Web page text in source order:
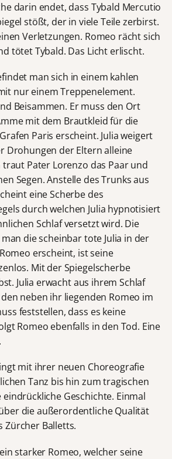
darin endet, dass Tybald Mercutio
stößt, der in viele Teile zerbirst.
Verletzungen. Romeo rächt sich
tötet Tybald. Das Licht erlischt.
man sich in einem kahlen
nur einem Treppenelement.
Beisammen. Er muss den Ort
mit dem Brautkleid für die
Paris erscheint. Julia weigert
Drohungen der Eltern alleine
traut Pater Lorenzo das Paar und
Segen. Anstelle des Trunks aus
eine Scherbe des
durch welchen Julia hypnotisiert
Schlaf versetzt wird. Die
die scheinbar tote Julia in der
erscheint, ist seine
Mit der Spiegelscherbe
Julia erwacht aus ihrem Schlaf
neben ihr liegenden Romeo im
feststellen, dass es keine
Romeo ebenfalls in den Tod. Eine
mit ihrer neuen Choreografie
Tanz bis hin zum tragischen
Geschichte. Einmal
die außerordentliche Qualität
Zürcher Balletts.
starker Romeo, welcher seine